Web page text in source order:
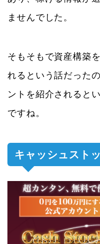
ませんでした。
そもそもで資産構築
れるという話だった
ントを紹介されると
ですね。
キャッシュスト